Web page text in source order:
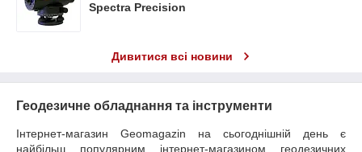
Spectra Precision
Дивитися всі новини
Геодезичне обладнання та інструменти
Інтернет-магазин Geomagazin на сьогоднішній день є
найбільш популярним інтернет-магазином геодезичних